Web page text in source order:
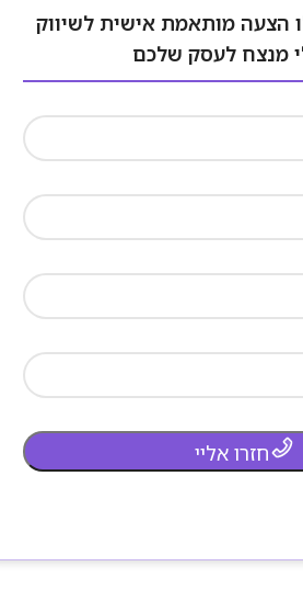
הצעה מותאמת אישית לשיווק
מנצח לעסק שלכם
חזרו אליי